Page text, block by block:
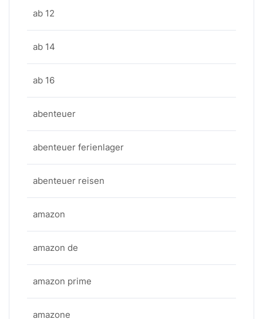
ab 12
ab 14
ab 16
abenteuer
abenteuer ferienlager
abenteuer reisen
amazon
amazon de
amazon prime
amazone